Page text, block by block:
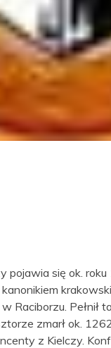
się ok.
Raciborzu. Pełnił
zmarł ok.
z Kielczy.